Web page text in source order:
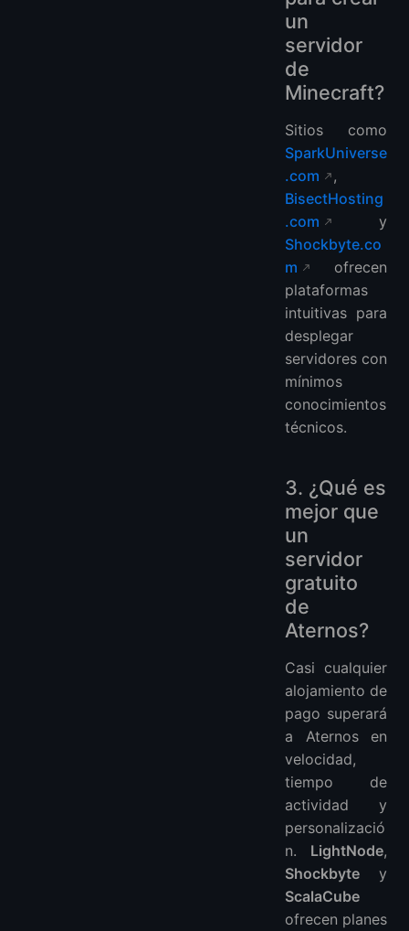
un
servidor
de
Minecraft?
Sitios como
SparkUniverse
.com
,
BisectHosting
.com
y
Shockbyte.co
m
ofrecen
plataformas
intuitivas para
desplegar
servidores con
mínimos
conocimientos
técnicos.
3. ¿Qué es
mejor que
un
servidor
gratuito
de
Aternos?
Casi cualquier
alojamiento de
pago superará
a Aternos en
velocidad,
tiempo de
actividad y
personalizació
n. LightNode,
Shockbyte y
ScalaCube
ofrecen planes